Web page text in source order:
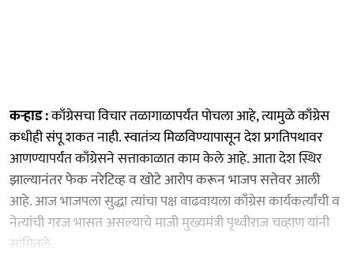
कऱ्हाड :काँग्रेसचा विचार तळागाळापर्यंत पोचला आहे, त्यामुळे काँग्रेस
कधीही संपू शकत नाही. स्वातंत्र्य मिळविण्यापासून देश प्रगतिपथावर
आणण्यापर्यंत काँग्रेसने सत्ताकाळात काम केले आहे. आता देश स्थिर
झाल्यानंतर फेक नरेटिव्ह व खोटे आरोप करून भाजप सत्तेवर आली
आहे. आज भाजपला सुद्धा त्यांचा पक्ष वाढवायला काँग्रेस कार्यकर्त्यांची व
नेत्यांची गरज भासत असल्याचे माजी मुख्यमंत्री पृथ्वीराज चव्हाण यांनी
सांगितले.